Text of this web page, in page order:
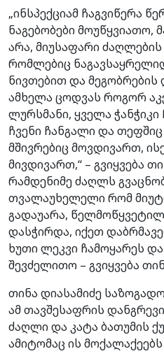
„ინსპექციამ ჩაგვიწერა
ნაგებობები მოუწყვიათო,
არა, მიუსაფარი
რომლებიც
ნივთებით და მეგობრების
ამხელა ცოდვას როგორ
ლურსმანი, ყველა ჭანჭიკი
ჩვენი ჩანგალი და
მშივრებიც მოვდივართ,
მივდივართ,“ – გვიყვება
რამდენიმე ძაღლს
თვალაუხელელი რომ
გადაუარა,
დასჭირდა, იქეთ
ხუთი ლეკვი ჩამოყარეს
შევძელითო – გვიყვება
თინა დიასამიძე
ამ თავშესაფრის
ძაღლი და კატა ბათუმის
ამიტომაც ის